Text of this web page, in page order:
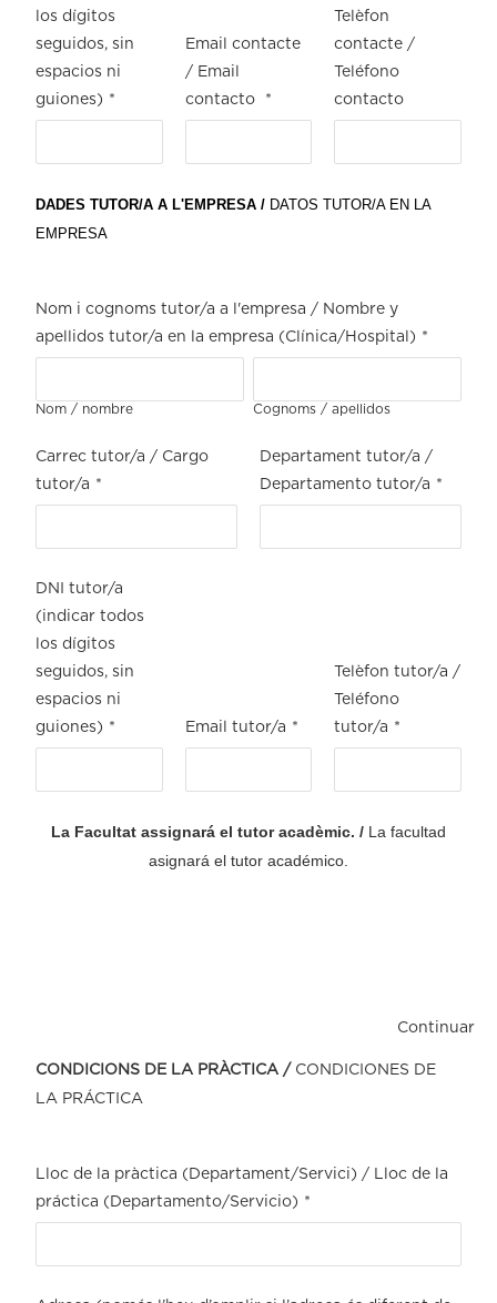
los dígitos
seguidos, sin
espacios ni
guiones) *
Email contacte
/ Email
contacto
*
Telèfon
contacte /
Teléfono
contacto
DADES TUTOR/A A L'EMPRESA / DATOS TUTOR/A EN LA
EMPRESA
Nom i cognoms tutor/a a l'empresa / Nombre y
apellidos tutor/a en la empresa (Clínica/Hospital) *
Nom / nombre Cognoms / apellidos
Carrec tutor/a / Cargo
tutor/a *
Departament tutor/a /
Departamento tutor/a *
DNI tutor/a
(indicar todos
los dígitos
seguidos, sin
espacios ni
guiones) * Email tutor/a *
Telèfon tutor/a /
Teléfono
tutor/a *
La Facultat assignará el tutor acadèmic. / La facultad
asignará el tutor académico.
Continuar
CONDICIONS DE LA PRÀCTICA / CONDICIONES DE
LA PRÁCTICA
Lloc de la pràctica (Departament/Servici) / Lloc de la
práctica (Departamento/Servicio) *